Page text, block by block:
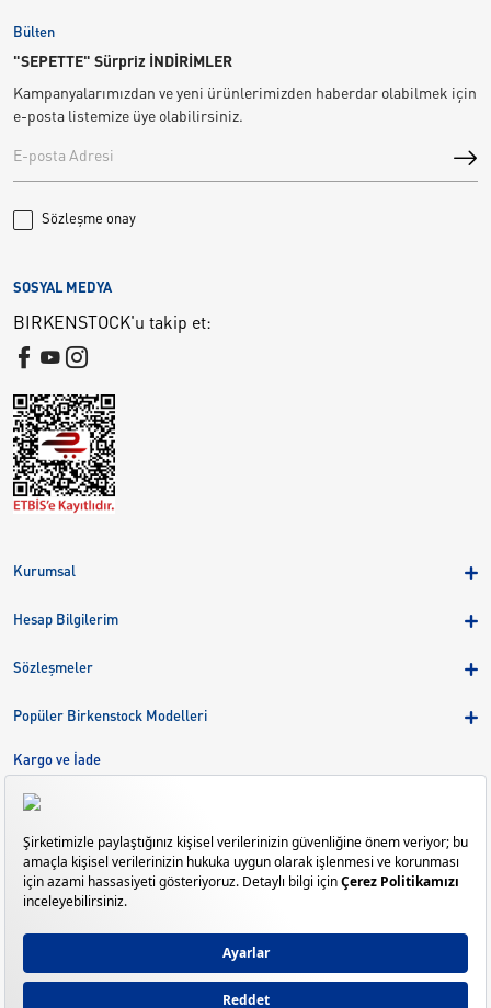
Bülten
"SEPETTE" Sürpriz İNDİRİMLER
Kampanyalarımızdan ve yeni ürünlerimizden haberdar olabilmek için
e-posta listemize üye olabilirsiniz.
Sözleşme onay
Kurumsal
Birkenstock Group
Kariyer
Hesap Bilgilerim
Sipariş Takibi
Sözleşmeler
Kargo ve İade
Çerez Tercihlerini Yönetin
Popüler Birkenstock Modelleri
Eva
Gizeh
Mayari
Madrid
Kargo ve İade
Bize Ulaşın
SOSYAL MEDYA
BIRKENSTOCK'u takip et: